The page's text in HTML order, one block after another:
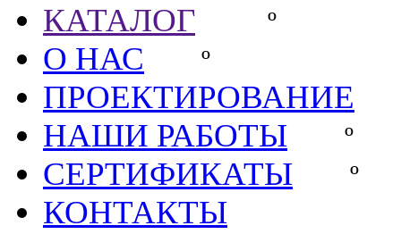
КАТАЛОГ
º
О НАС º
ПРОЕКТИРОВАНИЕ
НАШИ РАБОТЫ
СЕРТИФИКАТЫ
КОНТАКТЫ